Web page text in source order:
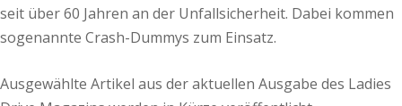
seit über 60 Jahren an der Unfallsicherheit. Dabei kommen
sogenannte Crash-Dummys zum Einsatz.
Ausgewählte Artikel aus der aktuellen Ausgabe des Ladies